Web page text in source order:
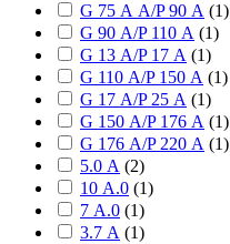
G 75 А А/P 90 А (1)
G 90 А/P 110 А (1)
G 13 А/P 17 А (1)
G 110 А/P 150 А (1)
G 17 А/P 25 А (1)
G 150 А/P 176 А (1)
G 176 А/P 220 А (1)
5.0 А (2)
10 А.0 (1)
7 А.0 (1)
3.7 А (1)